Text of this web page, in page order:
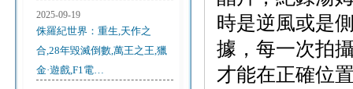
2025-09-19
侏羅紀世界：重生,天作之
合,28年毀滅倒數,萬王之王,獵
金·遊戲,F1電…
時是逆風或是
據，每一次拍
才能在正確位